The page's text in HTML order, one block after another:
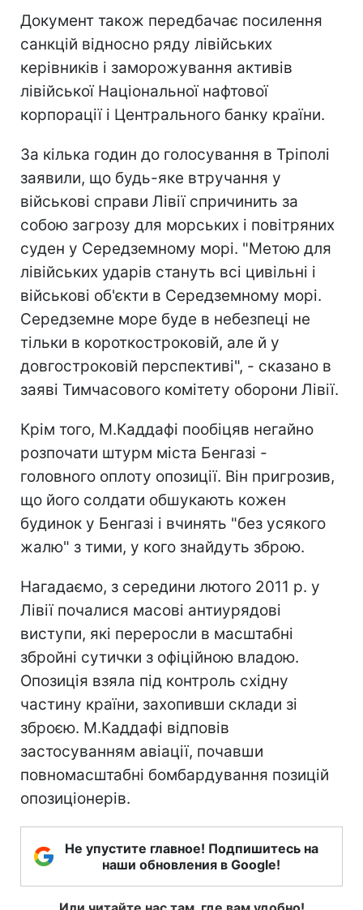
Документ також передбачає посилення
санкцій відносно ряду лівійських
керівників і заморожування активів
лівійської Національної нафтової
корпорації і Центрального банку країни.
За кілька годин до голосування в Тріполі
заявили, що будь-яке втручання у
військові справи Лівії спричинить за
собою загрозу для морських і повітряних
суден у Середземному морі. "Метою для
лівійських ударів стануть всі цивільні і
військові об'єкти в Середземному морі.
Середземне море буде в небезпеці не
тільки в короткостроковій, але й у
довгостроковій перспективі", - сказано в
заяві Тимчасового комітету оборони Лівії.
Крім того, М.Каддафі пообіцяв негайно
розпочати штурм міста Бенгазі -
головного оплоту опозиції. Він пригрозив,
що його солдати обшукають кожен
будинок у Бенгазі і вчинять "без усякого
жалю" з тими, у кого знайдуть зброю.
Нагадаємо, з середини лютого 2011 р. у
Лівії почалися масові антиурядові
виступи, які переросли в масштабні
збройні сутички з офіційною владою.
Опозиція взяла під контроль східну
частину країни, захопивши склади зі
зброєю. М.Каддафі відповів
застосуванням авіації, почавши
повномасштабні бомбардування позицій
опозиціонерів.
Не упустите главное! Подпишитесь на
наши обновления в Google!